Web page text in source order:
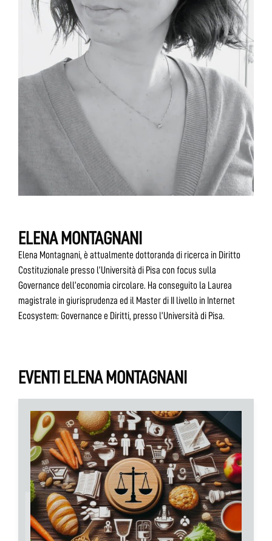
ELENA MONTAGNANI
Elena Montagnani, è attualmente dottoranda di ricerca in Diritto
Costituzionale presso l’Università di Pisa con focus sulla
Governance dell’economia circolare. Ha conseguito la Laurea
magistrale in giurisprudenza ed il Master di II livello in Internet
Ecosystem: Governance e Diritti, presso l’Università di Pisa.
EVENTI ELENA MONTAGNANI